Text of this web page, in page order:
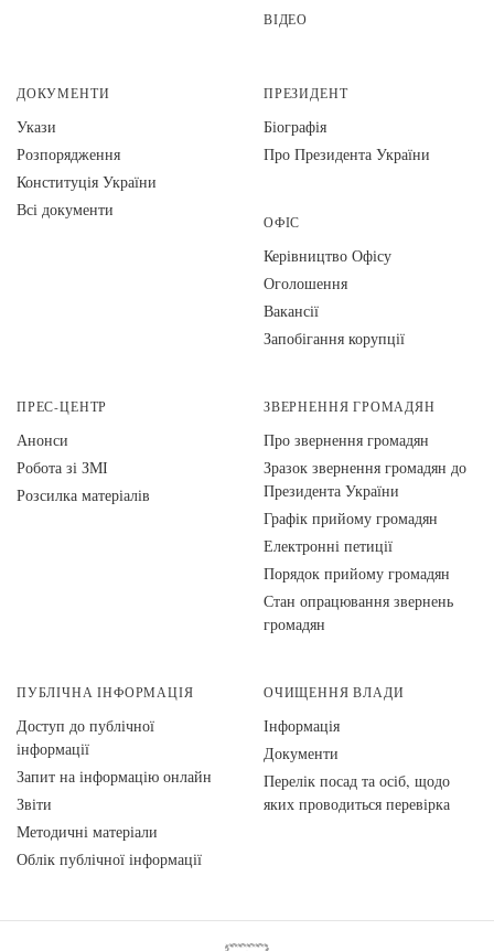
ВІДЕО
ДОКУМЕНТИ
Укази
Розпорядження
Конституція України
Всі документи
ПРЕЗИДЕНТ
Біографія
Про Президента України
ОФІС
Керівництво Офісу
Оголошення
Вакансії
Запобігання корупції
ПРЕС-ЦЕНТР
Анонси
Робота зі ЗМІ
Розсилка матеріалів
ЗВЕРНЕННЯ ГРОМАДЯН
Про звернення громадян
Зразок звернення громадян до
Президента України
Графік прийому громадян
Електронні петиції
Порядок прийому громадян
Стан опрацювання звернень
громадян
ПУБЛІЧНА ІНФОРМАЦІЯ
Доступ до публічної
інформації
Запит на інформацію онлайн
Звіти
Методичні матеріали
Облік публічної інформації
ОЧИЩЕННЯ ВЛАДИ
Інформація
Документи
Перелік посад та осіб, щодо
яких проводиться перевірка